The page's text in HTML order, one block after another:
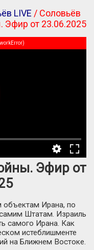
LIVE / Соловьёв
Эфир от 23.06.2025
Эфир от
Ирана, по
самим Штатам. Израиль
самого Ирана. Как
истеблишменте
на Ближнем Востоке.